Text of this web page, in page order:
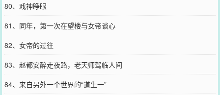
80、戏神睁眼
81、同年，第一次在望楼与女帝谈心
82、女帝的过往
83、赵都安醉走夜路，老天师驾临人间
84、来自另外一个世界的“道生一”